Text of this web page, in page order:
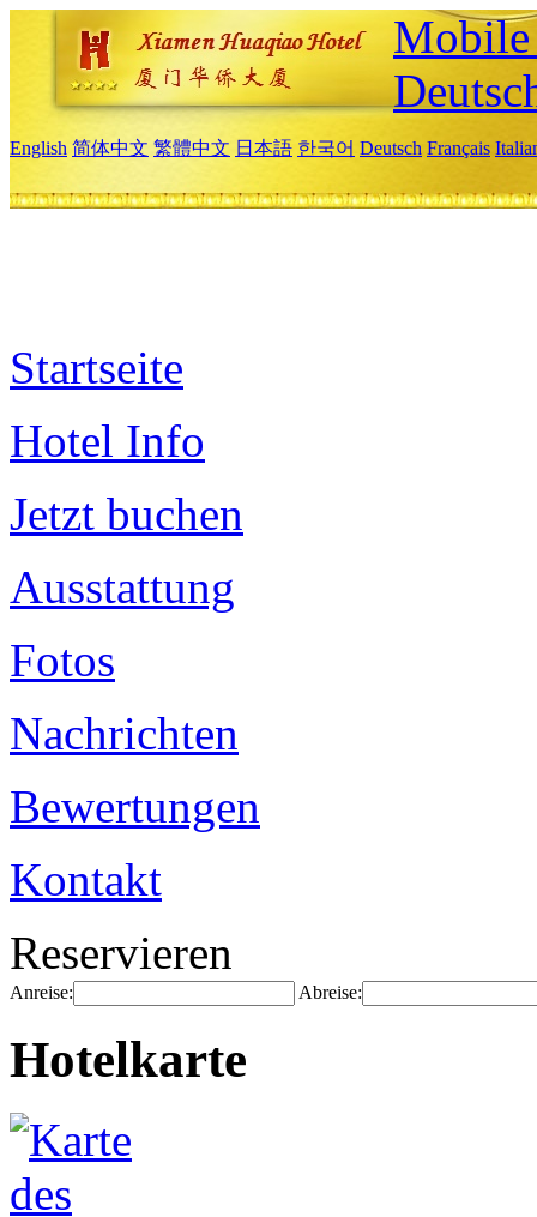
English 简体中文 繁體中文 日本語 한국어 Deutsch Français
Startseite
Hotel Info
Jetzt buchen
Ausstattung
Fotos
Nachrichten
Bewertungen
Kontakt
Reservieren
Anreise: Abreise:
Hotelkarte